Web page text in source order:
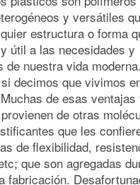
y versátiles
estructura o forma
útil a las necesidades y
de nuestra vida
decimos que vivimos
de esas ventajas
de otras
que les
de flexibilidad,
que son agregadas
fabricación.